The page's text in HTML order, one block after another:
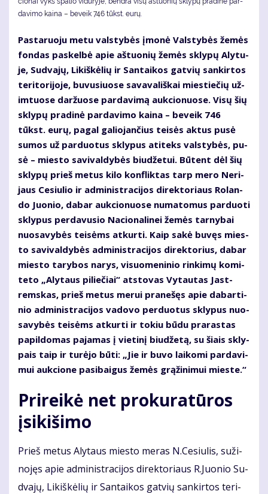
da­vi­mo kai­na – be­veik 746 tūkst. eu­rų.
Pas­ta­ruo­ju me­tu vals­ty­bės įmo­nė Vals­ty­bės že­mės
fon­das pa­skel­bė apie aš­tuo­nių že­mės skly­pų Aly­tu­
je, Su­dva­jų, Li­kiš­kė­lių ir San­tai­kos gat­vių san­kir­tos
te­ri­to­ri­jo­je, bu­vu­siuo­se sa­va­va­liš­kai mies­tie­čių už­
im­tuo­se dar­žuo­se par­da­vi­mą auk­cio­nuo­se. Vi­sų šių
skly­pų pra­di­nė par­da­vi­mo kai­na – be­veik 746
tūkst. eu­rų, pa­gal ga­lio­jan­čius tei­sės ak­tus pu­sė
su­mos už par­duo­tus skly­pus ati­teks vals­ty­bės, pu­
sė – mies­to sa­vi­val­dy­bės biu­dže­tui. Bū­tent dėl šių
skly­pų prieš me­tus ki­lo kon­flik­tas tarp me­ro Ne­ri­
jaus Ce­siu­lio ir ad­mi­nist­ra­ci­jos di­rek­to­riaus Ro­lan­
do Juo­nio, da­bar auk­cio­nuo­se nu­ma­to­mus par­duo­ti
skly­pus per­da­vu­sio Na­cio­na­li­nei že­mės tar­ny­bai
nuo­sa­vy­bės tei­sėms at­kur­ti. Kaip sa­kė bu­vęs mies­
to sa­vi­val­dy­bės ad­mi­nist­ra­ci­jos di­rek­to­rius, da­bar
mies­to ta­ry­bos na­rys, vi­suo­me­ni­nio rin­ki­mų ko­mi­
te­to „Aly­taus pi­lie­čiai“ at­sto­vas Vy­tau­tas Jast­
rems­kas, prieš me­tus me­rui pra­ne­šęs apie da­bar­ti­
nio ad­mi­nist­ra­ci­jos va­do­vo per­duo­tus skly­pus nuo­
sa­vy­bės tei­sėms at­kur­ti ir to­kiu bū­du pra­ras­tas
pa­pil­do­mas pa­ja­mas į vie­ti­nį biu­dže­tą, su šiais skly­
pais taip ir tu­rė­jo bū­ti: „Jie ir bu­vo lai­ko­mi par­da­vi­
mui auk­cio­ne pa­si­bai­gus že­mės grą­ži­ni­mui mies­te.“
Pri­rei­kė net pro­ku­ra­tū­ros
įsi­ki­ši­mo
Prieš me­tus Aly­taus mies­to me­ras N.Ce­siu­lis, su­ži­
no­jęs apie ad­mi­nist­ra­ci­jos di­rek­to­riaus R.Juo­nio Su­
dva­jų, Li­kiš­kė­lių ir San­tai­kos gat­vių san­kir­tos te­ri­